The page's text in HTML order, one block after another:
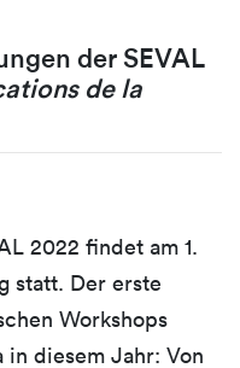
der SEVAL
de la
2022 findet am 1.
statt. Der erste
Workshops
diesem Jahr: Von